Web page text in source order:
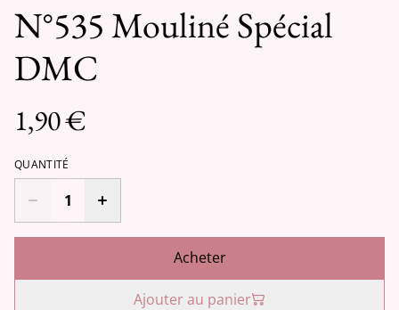
N°535 Mouliné Spécial
DMC
1,90 €
QUANTITÉ
Acheter
Ajouter au panier